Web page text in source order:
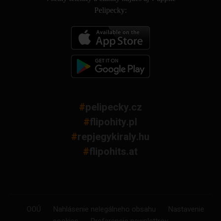
Pelipecky:
#pelipecky.cz
#flipohity.pl
#repjegykiraly.hu
#flipohits.at
OOÚ Nahlásenie nelegálneho obsahu
Nastavenie